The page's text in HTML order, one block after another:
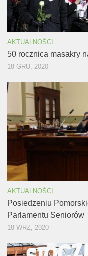
AKTUALNOŚCI
50 rocznica masakry
18 GRU, 2020
AKTUALNOŚCI
Posiedzeniu
Parlamentu Seniorów
18 WRZ, 2020